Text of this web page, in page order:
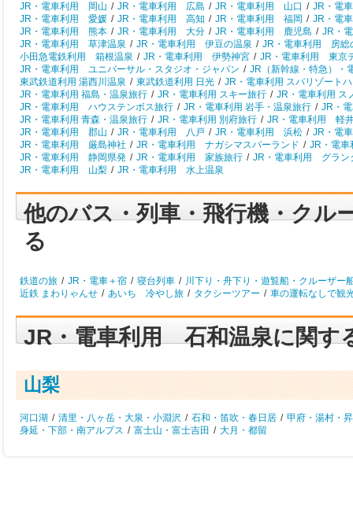
JR・電車利用 岡山 / JR・電車利用 広島 / JR・電車利用 山口 / JR・電
JR・電車利用 愛媛 / JR・電車利用 高知 / JR・電車利用 福岡 / JR・電
JR・電車利用 熊本 / JR・電車利用 大分 / JR・電車利用 鹿児島 / JR・
JR・電車利用 草津温泉 / JR・電車利用 伊豆の温泉 / JR・電車利用 房総
小田急電鉄利用 箱根温泉 / JR・電車利用 伊勢神宮 / JR・電車利用 東京
JR・電車利用 ユニバーサル・スタジオ・ジャパン / JR（新幹線・特急）・
東武鉄道利用 湯西川温泉 / 東武鉄道利用 日光 / JR・電車利用 スパリゾート
JR・電車利用 福島・温泉旅行 / JR・電車利用 スキー旅行 / JR・電車利用 ス
JR・電車利用 ハウステンボス旅行 / JR・電車利用 岩手・温泉旅行 / JR・
JR・電車利用 青森・温泉旅行 / JR・電車利用 別府旅行 / JR・電車利用 軽
JR・電車利用 郡山 / JR・電車利用 八戸 / JR・電車利用 浜松 / JR・電
JR・電車利用 厳島神社 / JR・電車利用 ナガシマスパーランド / JR・電
JR・電車利用 静岡県発 / JR・電車利用 家族旅行 / JR・電車利用 グラン
JR・電車利用 山梨 / JR・電車利用 水上温泉
他のバス・列車・飛行機・クル
る
鉄道の旅 / JR・電車＋宿 / 寝台列車 / 川下り・舟下り・遊覧船・クルーザー
近鉄 まわりゃんせ / あいち 冷やし旅 / タクシーツアー / 車の運転なしで観
JR・電車利用 石和温泉に関す
山梨
河口湖 / 清里・八ヶ岳・大泉・小淵沢 / 石和・笛吹・春日居 / 甲府・湯村・
身延・下部・南アルプス / 富士山・富士吉田 / 大月・都留